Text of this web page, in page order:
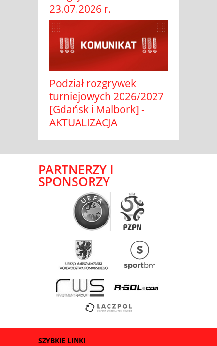
23.07.2026 r.
Podział rozgrywek
turniejowych 2026/2027
[Gdańsk i Malbork] -
AKTUALIZACJA
PARTNERZY I
SPONSORZY
SZYBKIE LINKI